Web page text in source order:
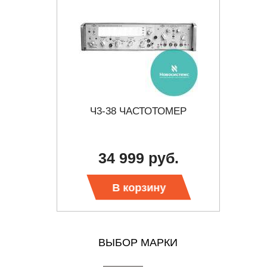
Ч3-38 ЧАСТОТОМЕР
34 999 руб.
В корзину
ВЫБОР МАРКИ